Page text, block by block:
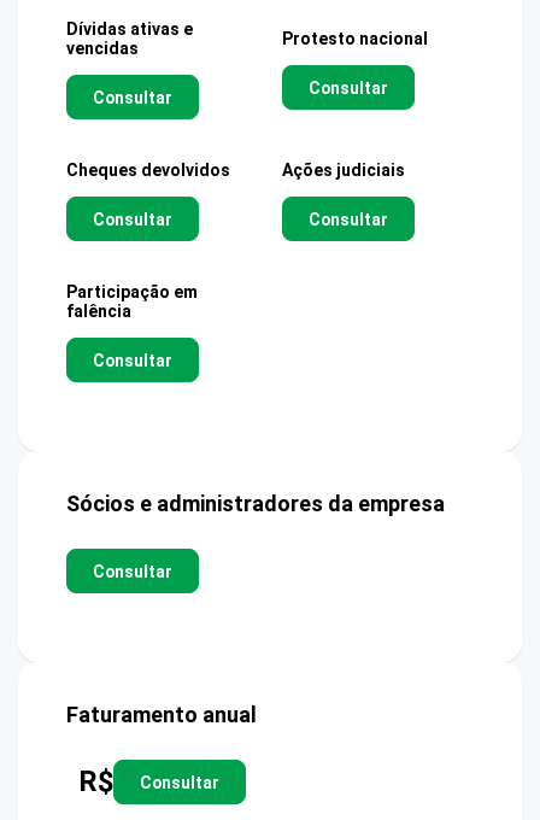
Dívidas ativas e
vencidas
Consultar
Protesto nacional
Consultar
Cheques devolvidos
Consultar
Ações judiciais
Consultar
Participação em
falência
Consultar
Sócios e administradores da empresa
Consultar
Faturamento anual
R$ Consultar